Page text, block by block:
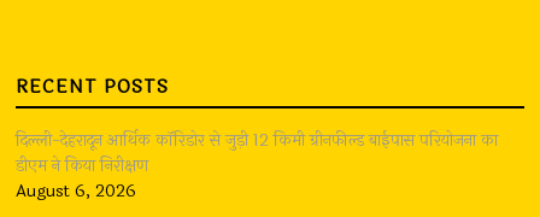
RECENT POSTS
दिल्ली-देहरादून आर्थिक कॉरिडोर से जुड़ी 12 किमी ग्रीनफील्ड बाईपास परियोजना का
डीएम ने किया निरीक्षण
August 6, 2026